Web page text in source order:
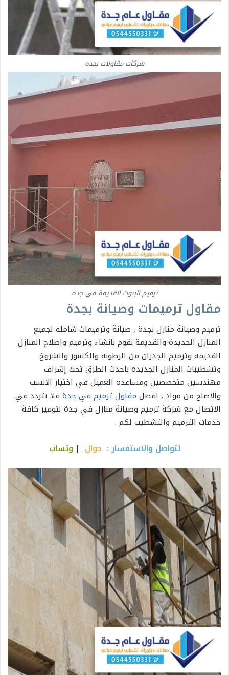
شركات مقاولات بجده
ترميم البيوت القديمة في جدة
مقاول ترميمات وصيانة بجدة
ترميم وصيانة منازل بجدة , صيانة وترميمات شامله لجميع
المنازل الجديدة والقديمة نقوم بانشاء وترميم واصلاح المنازل
القديمه وترميم الجدران من ‏الرطوبه والكسور والشروخ
وتشطيبات المنازل الجديده باحدث الطرق تحت إشراف
مهندسين متخصصين ومساعده ‏العميل في اختيار الانسب
والاصلح من مواد , افضل مقاول ترميم في جدة فلا تتردد في
الاتصال مع شركة ترميم وصيانة منازل في جدة لتوفير كافة
خدمات الترميم والتشطيب لكم .
لتواصل والاستفسار : جوال | وتساب